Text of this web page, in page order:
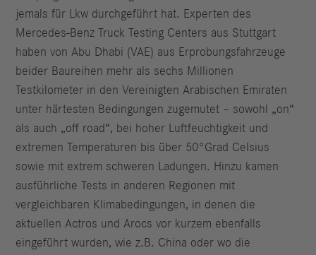
jemals für Lkw durchgeführt hat. Experten des
Mercedes-Benz Truck Testing Centers aus Stuttgart
haben von Abu Dhabi (VAE) aus Erprobungsfahrzeuge
beider Baureihen mehr als sechs Millionen
Testkilometer in den Vereinigten Arabischen Emiraten
unter härtesten Bedingungen zugemutet – sowohl „on“
als auch „off road“, bei hoher Luftfeuchtigkeit und
extremen Temperaturen bis über 50°Grad Celsius
sowie mit extrem schweren Ladungen. Hinzu kamen
ausführliche Tests in anderen Regionen mit
vergleichbaren Klimabedingungen, in denen die
aktuellen Actros und Arocs vor kurzem ebenfalls
eingeführt wurden, wie z.B. China oder wo die